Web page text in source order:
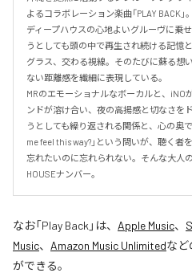
よるコラボレーション楽曲「PLAY BACK」。
ディープハウスの心地よいグルーヴに乗
うとしても頭の中で再生され続ける記憶
グラス、交わる視線。そのたびに蘇る想
ない距離感を繊細に表現している。
MRのエモーショナルなボーカルと、iNO
ンドが溶け合い、夜の高揚感と切なさを
うとしても繰り返される関係と、心の奥
me feel this way?」という問いが、聴く者
忘れたいのに忘れられない。そんな大人
HOUSEナンバー。
なお「Play Back 」は、 Apple Music、
Music、 Amazon Music Unlimitedなど
ができる。